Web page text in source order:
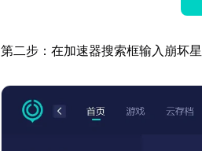
第二步：在加速器搜索框输入崩坏